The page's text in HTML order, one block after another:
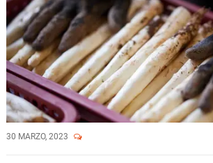
30 MARZO, 2023